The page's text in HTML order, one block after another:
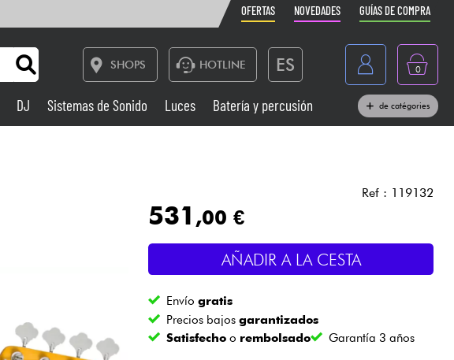
OFERTAS NOVEDADES GUÍAS DE COMPRA
SHOPS HOTLINE ES
France
Belgique
Nederland
0
Sistemas de Sonido
Vientos
Cables & Acces.
DJ Sistemas de Sonido Luces Batería y percusión de catégories
Ref : 119132
531 ,00 €
AÑADIR A LA CESTA
Envíogratis
Precios bajosgarantizados
Satisfecho o rembolsado Garantía 3 años